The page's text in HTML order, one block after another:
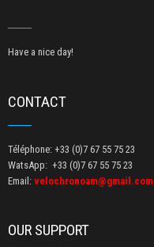
Have a nice day!
CONTACT
Téléphone: +33 (0)7 67 55 75 23
WatsApp: +33 (0)7 67 55 75 23
Email: velochronoam@gmail.com
OUR SUPPORT